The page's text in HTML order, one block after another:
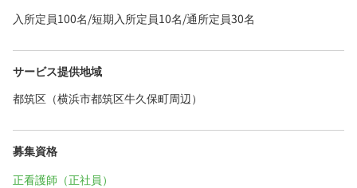
入所定員100名/短期入所定員10名/通所定員30名
サービス提供地域
都筑区（横浜市都筑区牛久保町周辺）
募集資格
正看護師（正社員）